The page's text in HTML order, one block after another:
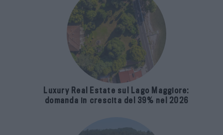
Luxury Real Estate sul Lago Maggiore:
domanda in crescita del 39% nel 2026